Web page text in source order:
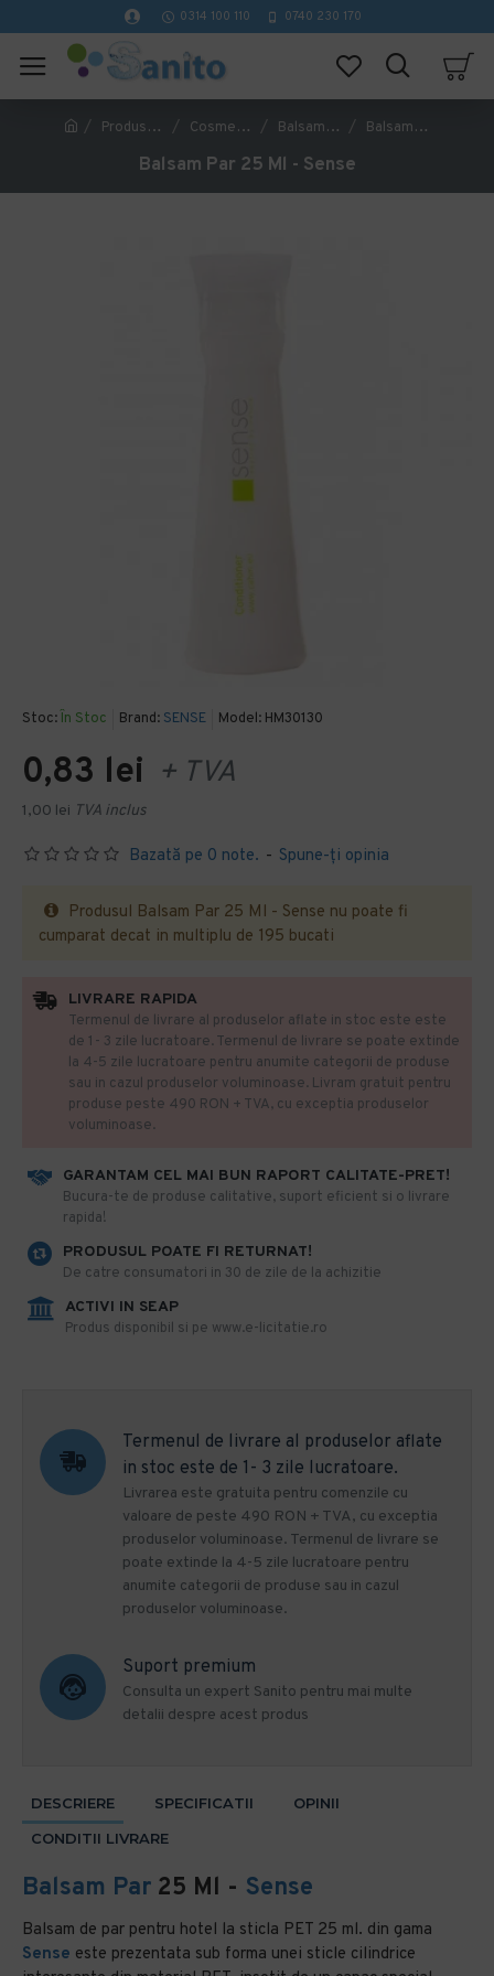
0314 100 110 0740 230 170
Produse Hoteliere Cosmetice Hoteliere Balsam pentru Hotel Balsam Par 25 Ml - Sense
Balsam Par 25 Ml - Sense
Stoc: În Stoc Brand: SENSE Model: HM30130
Bazată pe 0 note. - Spune-ţi opinia
0,83 lei + TVA
1,00 lei TVA inclus
Produsul Balsam Par 25 Ml - Sense nu poate fi
cumparat decat in multiplu de 195 bucati
GARANTAM CEL MAI BUN RAPORT CALITATE-PRET!
​Bucura-te de produse calitative, suport eficient si o livrare
rapida!
PRODUSUL POATE FI RETURNAT!
De catre consumatori in 30 de zile de la achizitie
ACTIVI IN SEAP
Produs disponibil si pe www.e-licitatie.ro
LIVRARE RAPIDA
Termenul de livrare al produselor aflate in stoc este este
de 1- 3 zile lucratoare. Termenul de livrare se poate extinde
la 4-5 zile lucratoare pentru anumite categorii de produse
sau in cazul produselor voluminoase. Livram gratuit pentru
produse peste 490 RON + TVA, cu exceptia produselor
voluminoase.
Termenul de livrare al produselor aflate
in stoc este de 1- 3 zile lucratoare.
Livrarea este gratuita pentru comenzile cu
valoare de peste 490 RON + TVA, cu exceptia
produselor voluminoase. Termenul de livrare se
poate extinde la 4-5 zile lucratoare pentru
anumite categorii de produse sau in cazul
produselor voluminoase.
Suport premium
Consulta un expert Sanito pentru mai multe
detalii despre acest produs
DESCRIERE SPECIFICATII
OPINII
CONDITII LIVRARE
Balsam Par 25 Ml - Sense
Balsam de par pentru hotel la sticla PET 25 ml. din gama
Sense este prezentata sub forma unei sticle cilindrice